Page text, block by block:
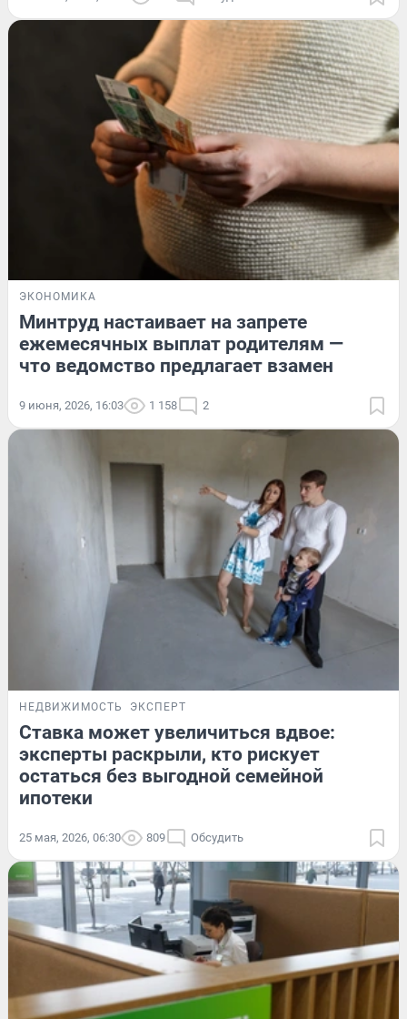
ЭКОНОМИКА
Минтруд настаивает на запрете
ежемесячных выплат родителям —
что ведомство предлагает взамен
9 июня, 2026, 16:03 1 158 2
НЕДВИЖИМОСТЬ ЭКСПЕРТ
Ставка может увеличиться вдвое:
эксперты раскрыли, кто рискует
остаться без выгодной семейной
ипотеки
25 мая, 2026, 06:30 809 Обсудить